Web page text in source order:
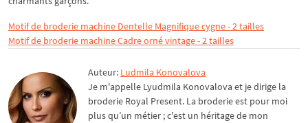
Motif de broderie machine Dentelle Magnifique cygne - 2 tailles
Motif de broderie machine Cadre orné vintage - 2 tailles
Auteur: Ludmila Konovalova
Je m'appelle Lyudmila Konovalova et je dirige la
broderie Royal Present. La broderie est pour moi
plus qu’un métier ; c'est un héritage de mon